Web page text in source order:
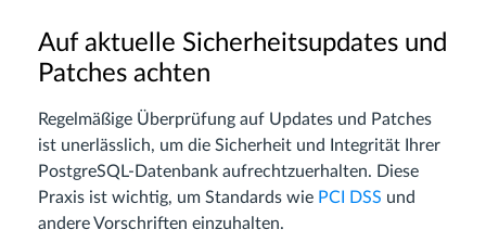
Auf aktuelle Sicherheitsupdates und
Patches achten
Regelmäßige Überprüfung auf Updates und Patches
ist unerlässlich, um die Sicherheit und Integrität Ihrer
PostgreSQL-Datenbank aufrechtzuerhalten. Diese
Praxis ist wichtig, um Standards wie PCI DSS und
andere Vorschriften einzuhalten.